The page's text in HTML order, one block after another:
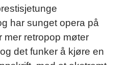
har sunget opera på
mer retropop møter
det funker å kjøre en